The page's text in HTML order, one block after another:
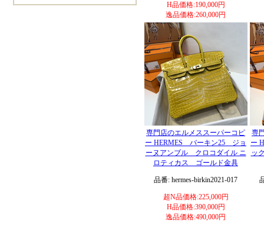
H品価格:190,000円
逸品価格:260,000円
専門店のエルメススーパーコピ
ー HERMES バーキン25 ジョ
ーヌアンブル クロコダイル ニ
ロティカス ゴールド金具
品番: hermes-birkin2021-017
超N品価格:225,000円
H品価格:390,000円
逸品価格:490,000円
専
ー
ッ